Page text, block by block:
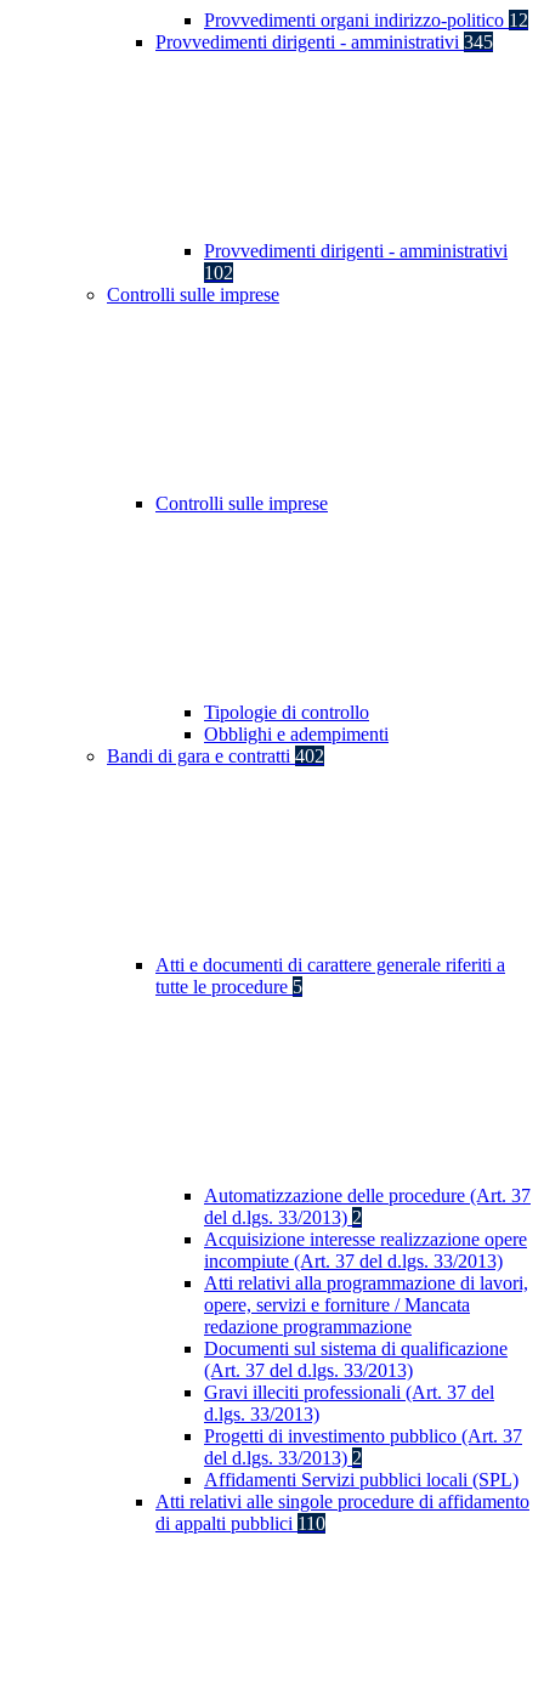
Provvedimenti organi indirizzo-politico 12
Provvedimenti dirigenti - amministrativi 345
Provvedimenti dirigenti - amministrativi
102
Controlli sulle imprese
Controlli sulle imprese
Tipologie di controllo
Obblighi e adempimenti
Bandi di gara e contratti 402
Atti e documenti di carattere generale riferiti a
tutte le procedure 5
Automatizzazione delle procedure (Art. 37
del d.lgs. 33/2013) 2
Acquisizione interesse realizzazione opere
incompiute (Art. 37 del d.lgs. 33/2013)
Atti relativi alla programmazione di lavori,
opere, servizi e forniture / Mancata
redazione programmazione
Documenti sul sistema di qualificazione
(Art. 37 del d.lgs. 33/2013)
Gravi illeciti professionali (Art. 37 del
d.lgs. 33/2013)
Progetti di investimento pubblico (Art. 37
del d.lgs. 33/2013) 2
Affidamenti Servizi pubblici locali (SPL)
Atti relativi alle singole procedure di affidamento
di appalti pubblici 110